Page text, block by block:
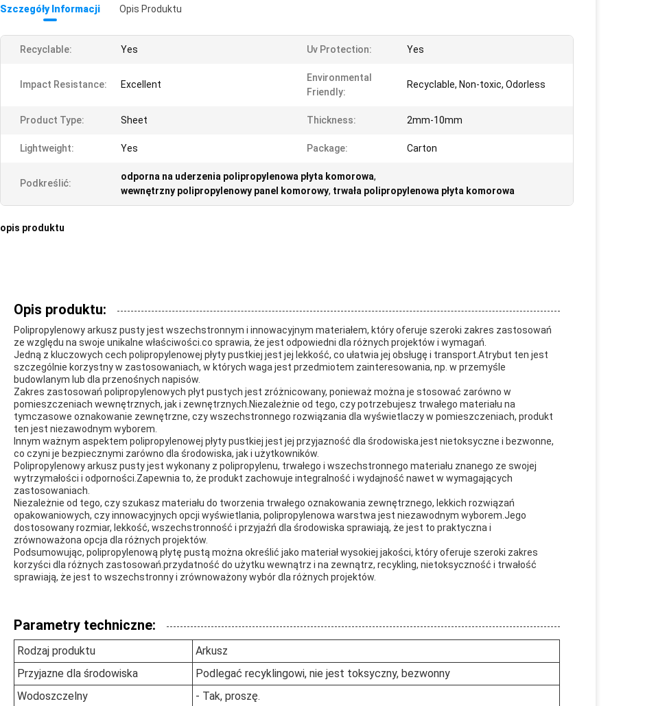
Szczegóły Informacji Opis Produktu
Recyclable: Yes Uv Protection: Yes
Impact Resistance: Excellent
Environmental
Friendly:
Recyclable, Non-toxic, Odorless
Product Type: Sheet Thickness: 2mm-10mm
Lightweight: Yes Package: Carton
Podkreślić:
odporna na uderzenia polipropylenowa płyta komorowa,
wewnętrzny polipropylenowy panel komorowy, trwała polipropylenowa płyta komorowa
opis produktu
Opis produktu:
Polipropylenowy arkusz pusty jest wszechstronnym i innowacyjnym materiałem, który oferuje szeroki zakres zastosowań
ze względu na swoje unikalne właściwości.co sprawia, że jest odpowiedni dla różnych projektów i wymagań.
Jedną z kluczowych cech polipropylenowej płyty pustkiej jest jej lekkość, co ułatwia jej obsługę i transport.Atrybut ten jest
szczególnie korzystny w zastosowaniach, w których waga jest przedmiotem zainteresowania, np. w przemyśle
budowlanym lub dla przenośnych napisów.
Zakres zastosowań polipropylenowych płyt pustych jest zróżnicowany, ponieważ można je stosować zarówno w
pomieszczeniach wewnętrznych, jak i zewnętrznych.Niezależnie od tego, czy potrzebujesz trwałego materiału na
tymczasowe oznakowanie zewnętrzne, czy wszechstronnego rozwiązania dla wyświetlaczy w pomieszczeniach, produkt
ten jest niezawodnym wyborem.
Innym ważnym aspektem polipropylenowej płyty pustkiej jest jej przyjazność dla środowiska.jest nietoksyczne i bezwonne,
co czyni je bezpiecznymi zarówno dla środowiska, jak i użytkowników.
Polipropylenowy arkusz pusty jest wykonany z polipropylenu, trwałego i wszechstronnego materiału znanego ze swojej
wytrzymałości i odporności.Zapewnia to, że produkt zachowuje integralność i wydajność nawet w wymagających
zastosowaniach.
Niezależnie od tego, czy szukasz materiału do tworzenia trwałego oznakowania zewnętrznego, lekkich rozwiązań
opakowaniowych, czy innowacyjnych opcji wyświetlania, polipropylenowa warstwa jest niezawodnym wyborem.Jego
dostosowany rozmiar, lekkość, wszechstronność i przyjaźń dla środowiska sprawiają, że jest to praktyczna i
zrównoważona opcja dla różnych projektów.
Podsumowując, polipropylenową płytę pustą można określić jako materiał wysokiej jakości, który oferuje szeroki zakres
korzyści dla różnych zastosowań.przydatność do użytku wewnątrz i na zewnątrz, recykling, nietoksyczność i trwałość
sprawiają, że jest to wszechstronny i zrównoważony wybór dla różnych projektów.
Parametry techniczne:
Rodzaj produktu
Arkusz
Przyjazne dla środowiska
Podlegać recyklingowi, nie jest toksyczny, bezwonny
Wodoszczelny
- Tak, proszę.